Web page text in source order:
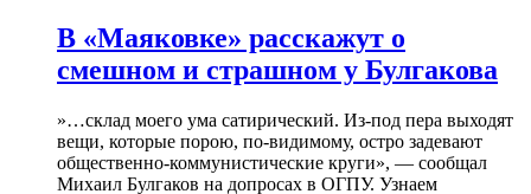
В «Маяковке» расскажут о
смешном и страшном у Булгакова
»…склад моего ума сатирический. Из-под пера выходят
вещи, которые порою, по-видимому, остро задевают
общественно-коммунистические круги», — сообщал
Михаил Булгаков на допросах в ОГПУ. Узнаем